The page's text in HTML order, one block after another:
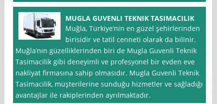
MUGLA GUVENLI TEKNIK TASIMACILIK
Muğla, Türkiye’nin en güzel şehirlerinden
birisidir ve tatil cenneti olarak da bilinir.
Muğla’nın güzelliklerinden biri de Mugla Guvenli Teknik
Tasimacilik gibi deneyimli ve profesyonel bir evden eve
nakliyat firmasına sahip olmasıdır. Mugla Guvenli Teknik
Tasimacilik, müşterilerine sunduğu hizmetler ve sağladığı
avantajlar ile rakiplerinden ayrılmaktadır.